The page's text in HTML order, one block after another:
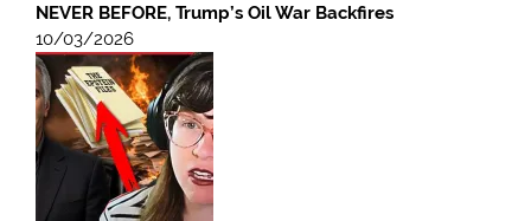
NEVER BEFORE, Trump’s Oil War Backfires
10/03/2026